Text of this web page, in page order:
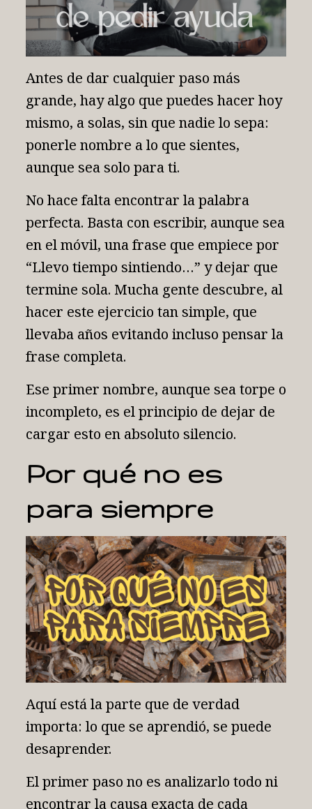
Antes de dar cualquier paso más
grande, hay algo que puedes hacer hoy
mismo, a solas, sin que nadie lo sepa:
ponerle nombre a lo que sientes,
aunque sea solo para ti.
No hace falta encontrar la palabra
perfecta. Basta con escribir, aunque sea
en el móvil, una frase que empiece por
“Llevo tiempo sintiendo…” y dejar que
termine sola. Mucha gente descubre, al
hacer este ejercicio tan simple, que
llevaba años evitando incluso pensar la
frase completa.
Ese primer nombre, aunque sea torpe o
incompleto, es el principio de dejar de
cargar esto en absoluto silencio.
Por qué no es
para siempre
Aquí está la parte que de verdad
importa: lo que se aprendió, se puede
desaprender.
El primer paso no es analizarlo todo ni
encontrar la causa exacta de cada